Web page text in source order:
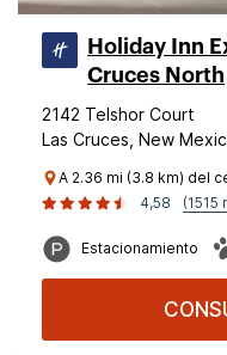
Holiday Inn
Cruces North
2142 Telshor Court
Las Cruces, New
A 2.36 mi (3.8 km) del
4,58
(1515
Estacionamiento